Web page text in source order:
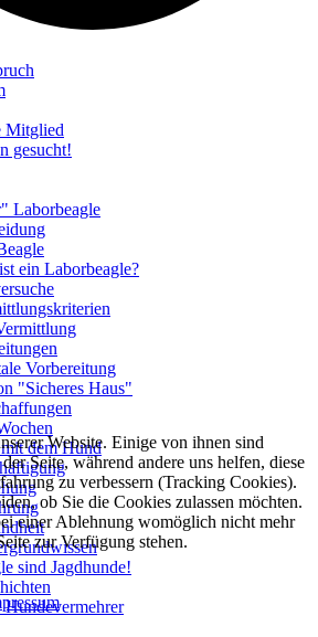
Mitglied
gesucht!
Laborbeagle
ein Laborbeagle?
Vorbereitung
"Sicheres Haus"
dem Hund
sind Jagdhunde!
Hundevermehrer
Website. Einige von ihnen sind
Seite, während andere uns helfen, diese
zu verbessern (Tracking Cookies).
ob Sie die Cookies zulassen möchten.
einer Ablehnung womöglich nicht mehr
zur Verfügung stehen.